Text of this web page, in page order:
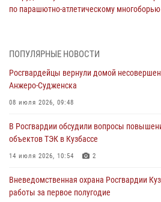
по парашютно-атлетическому многоборью
Кузбассовцы высоко оценили качество
04 августа 2026, 09:42
Росгвардейцы помогли разыскать троих
04 августа 2026, 08:42
Росгвардейцы задержали нарушителя
04 августа 2026, 07:41
ПОПУЛЯРНЫЕ НОВОСТИ
Росгвардейцы вернули домой
Анжеро-Судженска
08 июля 2026, 09:48
В Росгвардии обсудили вопросы
объектов ТЭК в Кузбассе
14 июля 2026, 10:54 2
Вневедомственная охрана Росгвардии
работы за первое полугодие